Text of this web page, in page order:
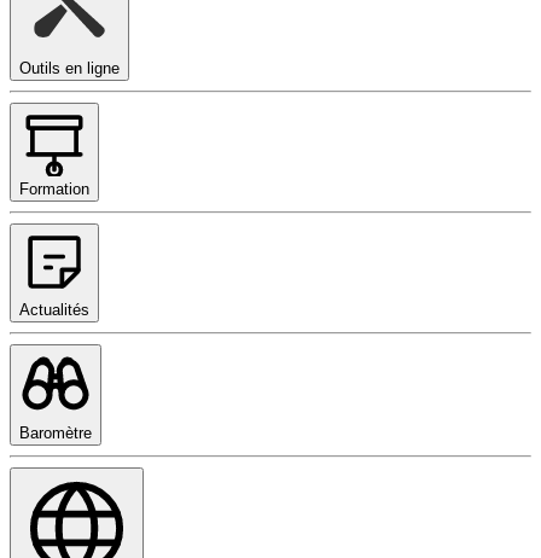
Outils en ligne
Formation
Actualités
Baromètre